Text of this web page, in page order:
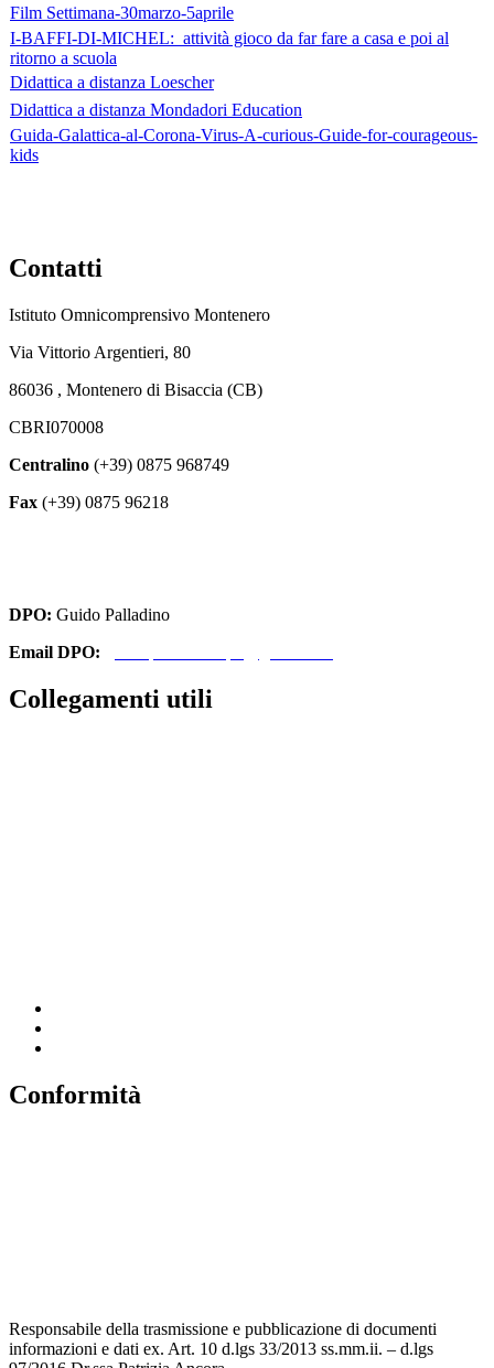
Film Settimana-30marzo-5aprile
I-BAFFI-DI-MICHEL: attività gioco da far fare a casa e poi al
ritorno a scuola
Didattica a distanza Loescher
Didattica a distanza Mondadori Education
Guida-Galattica-al-Corona-Virus-A-curious-Guide-for-courageous-
kids
Contatti
Istituto Omnicomprensivo Montenero
Via Vittorio Argentieri, 80
86036 , Montenero di Bisaccia (CB)
CBRI070008
Centralino (+39) 0875 968749
Fax (+39) 0875 96218
DPO: Guido Palladino
Email DPO:
Collegamenti utili
Conformità
Responsabile della trasmissione e pubblicazione di documenti
informazioni e dati ex. Art. 10 d.lgs 33/2013 ss.mm.ii. – d.lgs